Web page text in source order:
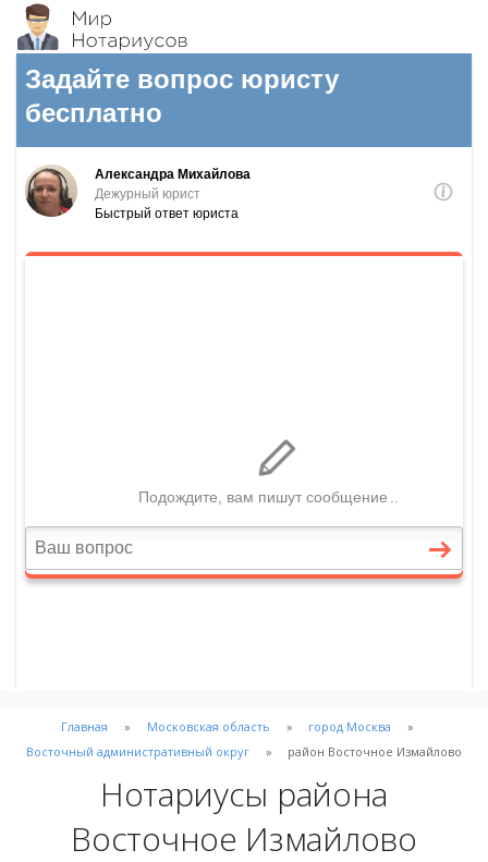
Главная Московская область
город Москва
Восточный административный округ
район Восточное Измайлово
Нотариусы района
Восточное Измайлово